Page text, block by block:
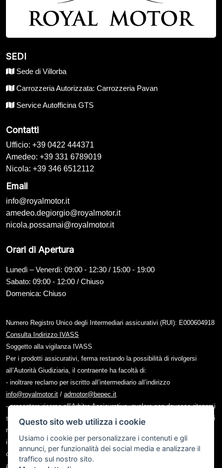
Questo sito web utilizza i cookie
Usiamo i cookie per personalizzare i contenuti e gli
annunci, per funzionalità dei social media e analizzare il
traffico sul nostro sito.
SEDI
Sede di Villorba
Carrozzeria Autorizzata: Carrozzeria Pavan
Service Autofficina GTS
Contatti
Ufficio: +39 0422 444371
Amedeo: +39 331 6789019
Nicola: +39 346 6512112
Email
info@royalmotor.it
amedeo.degiorgio@royalmotor.it
nicola.possamai@royalmotor.it
Orari di Apertura
Lunedì – Venerdì: 09:00 - 12:30 / 15:00 - 19:00
Sabato: 09:00 - 12:00 / Chiuso
Domenica: Chiuso
Numero Registro Unico degli Intermediari assicurativi (RUI): E000604918
Consulta Indirizzo IVASS
Soggetto alla vigilanza IVASS
Per i prodotti assicurativi, ferma restando la possibilità di rivolgersi
all’Autorità Giudiziaria, il contraente ha facoltà di:
- inoltrare reclamo per iscritto all’intermediario all’indirizzo
info@royalmotor.it / admotor@bepec.it
- presentare ricorso all’Arbitro Assicurativo, qualora non dovesse ritenersi
soddisfatto dall’esito del reclamo all’intermediario o in caso di assenza di
riscontro entro il termine di legge, tramite il portale disponibile sul sito
internet dello stesso (www.arbitroassicurativo.org), dove è possibile
consultare gli ulteriori requisiti di ammissibilità, le informazioni relative
alle modalità di presentazione del ricorso e ogni altra indicazione utile;